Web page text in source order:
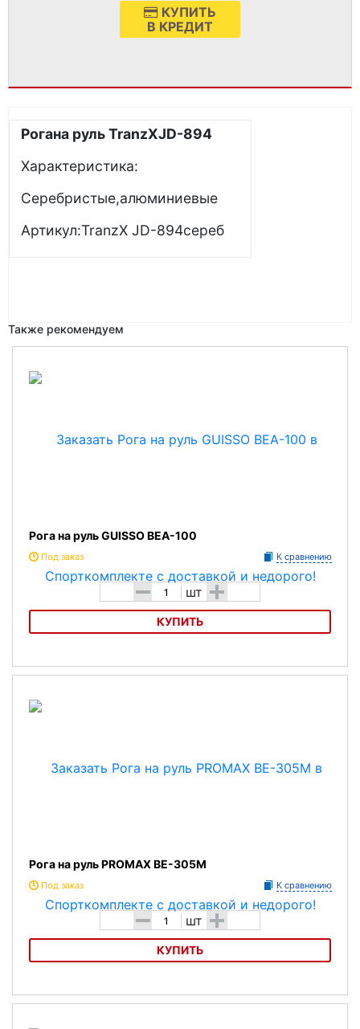
КУПИТЬ
В КРЕДИТ
Рогана рульTranzXJD-894
Характеристика:
Серебристые,алюминиевые
Артикул:TranzX JD-894сереб
Также рекомендуем
Рога на руль GUISSO BEA-100
Под заказ К сравнению
- шт +
КУПИТЬ
Рога на руль GUISSO BEA-100
Рога на руль PROMAX BE-305M
Под заказ К сравнению
- шт +
КУПИТЬ
Рога на руль PROMAX BE-305M